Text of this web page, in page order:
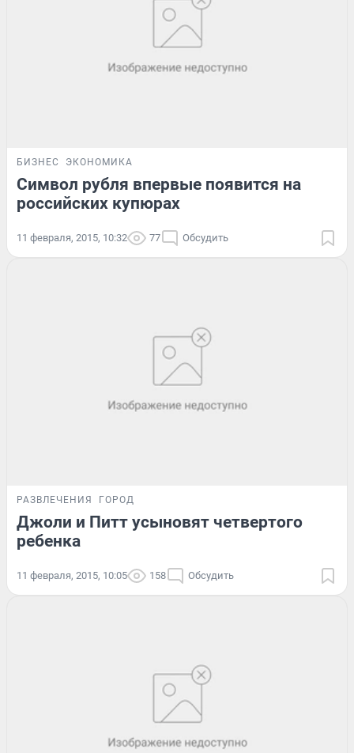
БИЗНЕС ЭКОНОМИКА
Символ рубля впервые появится на
российских купюрах
11 февраля, 2015, 10:32 77 Обсудить
РАЗВЛЕЧЕНИЯ ГОРОД
Джоли и Питт усыновят четвертого
ребенка
11 февраля, 2015, 10:05 158 Обсудить